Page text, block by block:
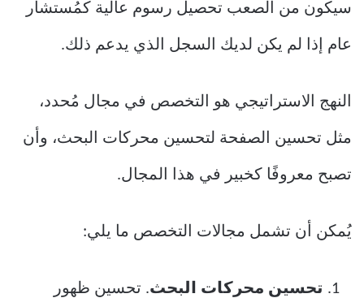
سيكون من الصعب تحصيل رسوم عالية كمُستشار
عام إذا لم يكن لديك السجل الذي يدعم ذلك.
النهج الاستراتيجي هو التخصص في مجال مُحدد،
مثل تحسين الصفحة لتحسين محركات البحث، وأن
تصبح معروفًا كخبير في هذا المجال.
يُمكن أن تشمل مجالات التخصص ما يلي:
تحسين محركات البحث. تحسين ظهور